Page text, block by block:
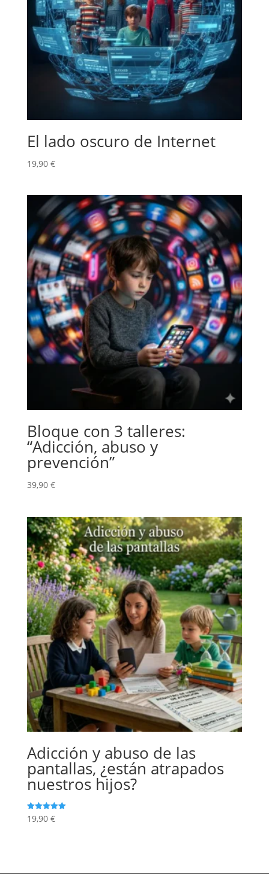
El lado oscuro de Internet
19,90 €
Bloque con 3 talleres:
“Adicción, abuso y
prevención”
39,90 €
Adicción y abuso de las
pantallas, ¿están atrapados
nuestros hijos?
Valorado
con
19,90 €